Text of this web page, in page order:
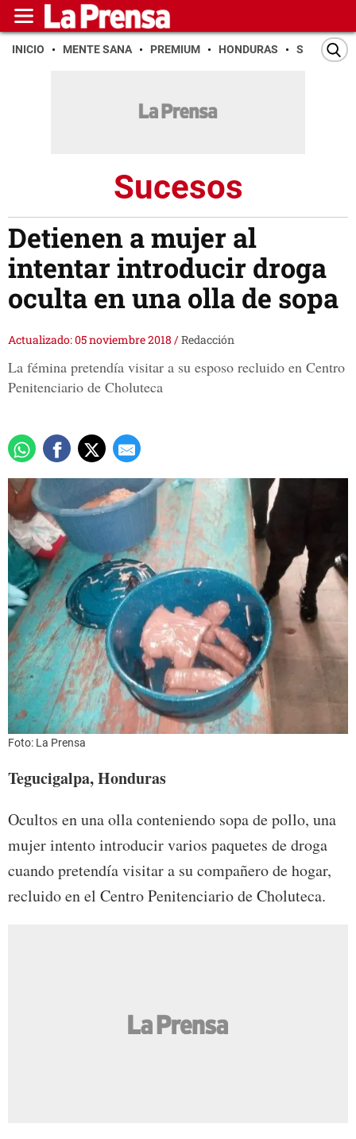
INICIO MENTE SANA PREMIUM HONDURAS SAN PEDRO
Sucesos
Detienen a mujer al
intentar introducir droga
oculta en una olla de sopa
Actualizado: 05 noviembre 2018 /Redacción
La fémina pretendía visitar a su esposo recluido en Centro
Penitenciario de Choluteca
Foto: La Prensa
Tegucigalpa, Honduras
Ocultos en una olla conteniendo sopa de pollo, una
mujer intento introducir varios paquetes de droga
cuando pretendía visitar a su compañero de hogar,
recluido en el Centro Penitenciario de Choluteca.